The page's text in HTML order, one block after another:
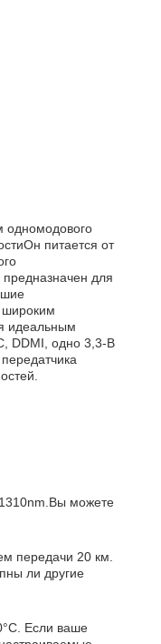
одномодового
питается от
для
широким
идеальным
DDMI, одно 3,3-В
можете
передачи 20 км.
ли другие
Если ваше